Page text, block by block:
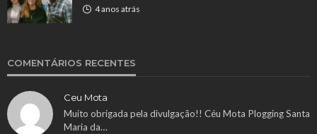
4 anos atrás
COMENTÁRIOS RECENTES
Ceu Mota
Muito obrigada pela divulgação!! Céu Mota Plogging Santa
Maria da…